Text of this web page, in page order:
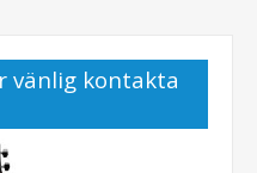
vänlig kontakta